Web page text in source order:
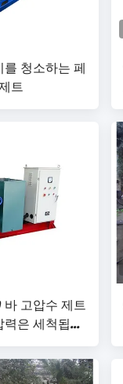
청소하는 페
트
고압수 제트
은 세척됩니